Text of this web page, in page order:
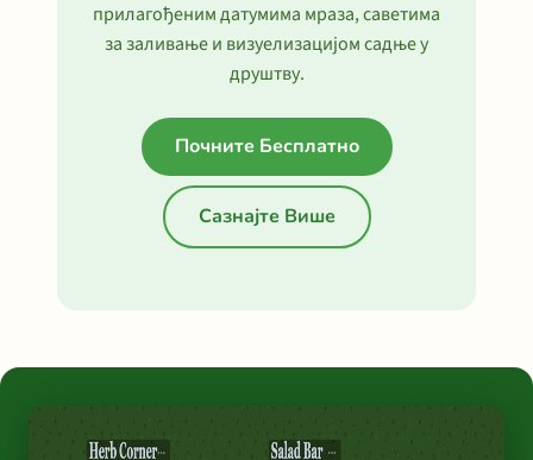
прилагођеним датумима мраза, саветима
за заливање и визуелизацијом садње у
друштву.
Почните Бесплатно
Сазнајте Више